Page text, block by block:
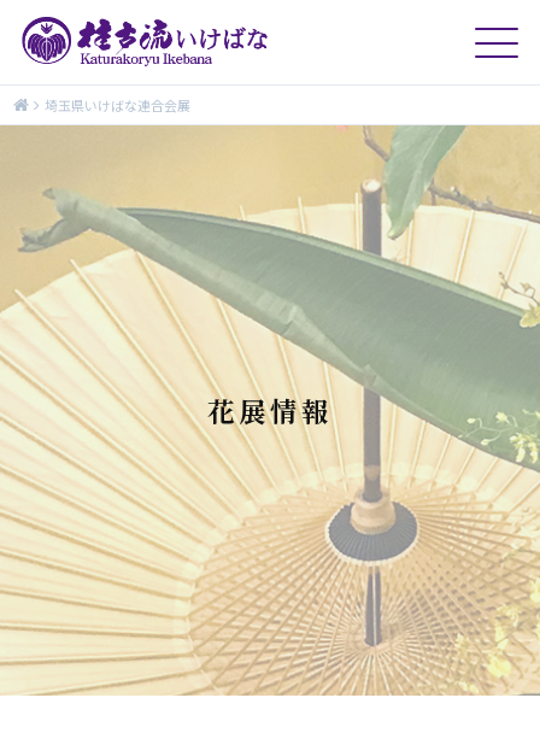
埼玉県いけばな連合会展
花展情報